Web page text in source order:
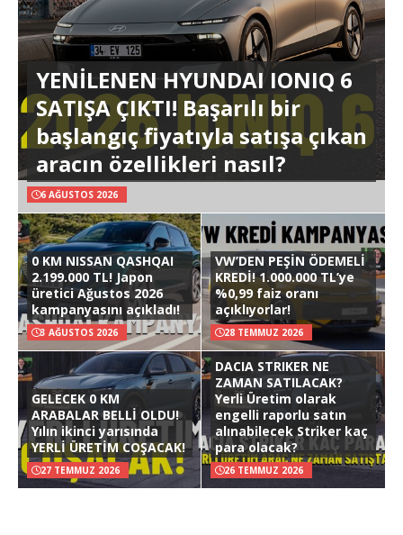
YENİLENEN HYUNDAI IONIQ 6
SATIŞA ÇIKTI! Başarılı bir
başlangıç fiyatıyla satışa çıkan
aracın özellikleri nasıl?
6 AĞUSTOS 2026
0 KM NISSAN QASHQAI
2.199.000 TL! Japon
üretici Ağustos 2026
kampanyasını açıkladı!
3 AĞUSTOS 2026
VW’DEN PEŞİN ÖDEMELİ
KREDİ! 1.000.000 TL’ye
%0,99 faiz oranı
açıklıyorlar!
28 TEMMUZ 2026
GELECEK 0 KM
ARABALAR BELLİ OLDU!
Yılın ikinci yarısında
YERLİ ÜRETİM COŞACAK!
27 TEMMUZ 2026
DACIA STRIKER NE
ZAMAN SATILACAK?
Yerli Üretim olarak
engelli raporlu satın
alınabilecek Striker kaç
para olacak?
26 TEMMUZ 2026